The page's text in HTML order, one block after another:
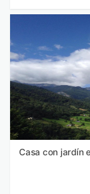
Casa con jardín